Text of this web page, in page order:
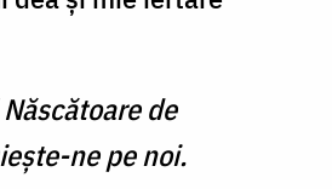
de
ne pe noi.